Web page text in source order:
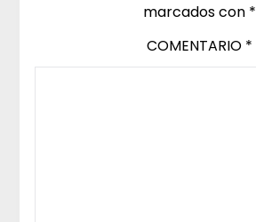
marcados con *
COMENTARIO *